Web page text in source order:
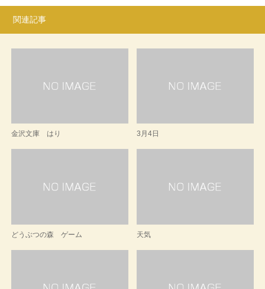
関連記事
金沢文庫 はり 3月4日
どうぶつの森 ゲーム 天気